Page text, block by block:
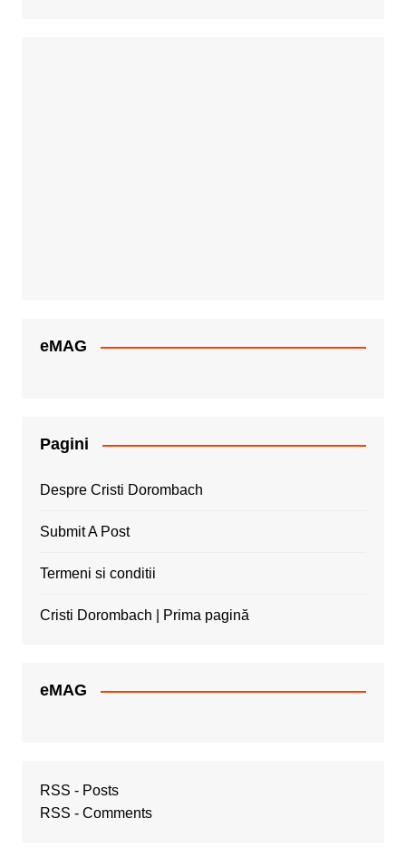
eMAG
Pagini
Despre Cristi Dorombach
Submit A Post
Termeni si conditii
Cristi Dorombach | Prima pagină
eMAG
RSS - Posts
RSS - Comments